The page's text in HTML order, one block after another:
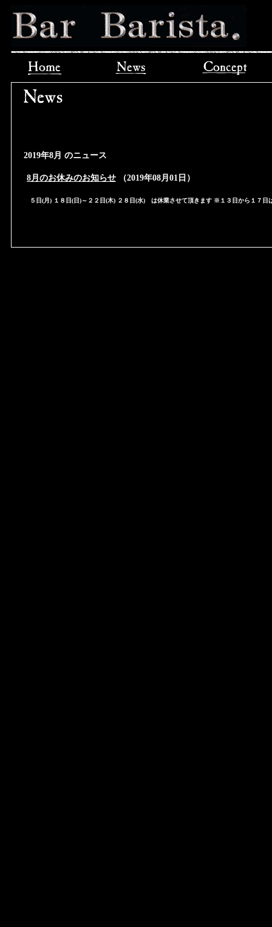
2019年8月 のニュース
8月のお休みのお知らせ （2019年08月01日）
５日(月) １８日(日)～２２日(木) ２８日(水) は休業させて頂きます ※１３日から１７日